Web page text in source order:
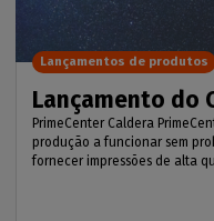
Lançamento do
PrimeCenter Caldera
produção a funcionar sem
fornecer impressões de alta
Lançamentos de produtos